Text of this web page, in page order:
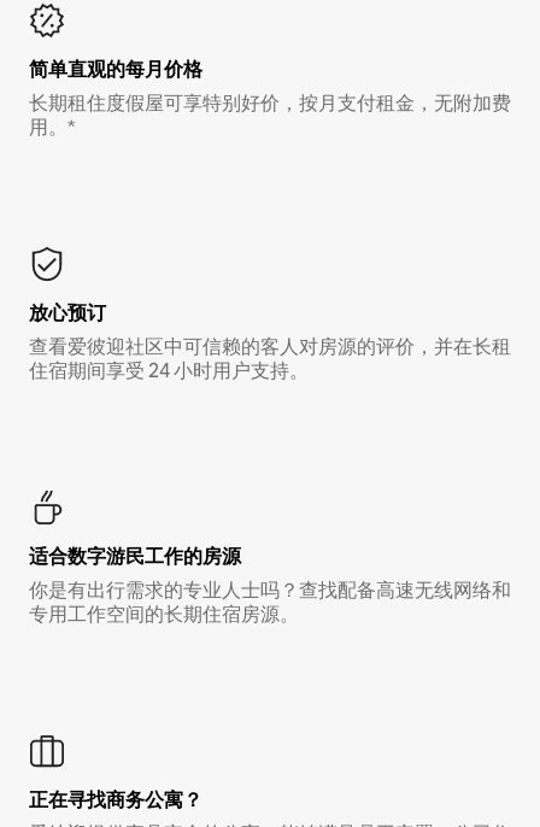
简单直观的每月价格
长期租住度假屋可享特别好价，按月支付租金，无附加费
用。*
放心预订
查看爱彼迎社区中可信赖的客人对房源的评价，并在长租
住宿期间享受 24 小时用户支持。
适合数字游民工作的房源
你是有出行需求的专业人士吗？查找配备高速无线网络和
专用工作空间的长期住宿房源。
正在寻找商务公寓？